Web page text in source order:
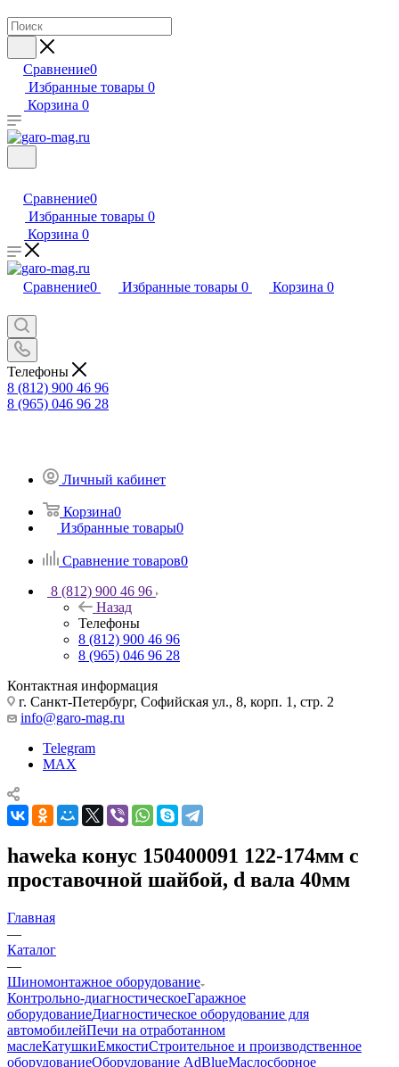
Сравнение0
Избранные товары 0
Корзина 0
Сравнение0
Избранные товары 0
Корзина 0
Сравнение0 Избранные товары 0 Корзина 0
Телефоны
8 (812) 900 46 96
8 (965) 046 96 28
Личный кабинет
Корзина0
Избранные товары0
Сравнение товаров0
8 (812) 900 46 96
Назад
Телефоны
8 (812) 900 46 96
8 (965) 046 96 28
Контактная информация
г. Санкт-Петербург, Софийская ул., 8, корп. 1, стр. 2
info@garo-mag.ru
Telegram
MAX
haweka конус 150400091 122-174мм с
проставочной шайбой, d вала 40мм
Главная
—
Каталог
—
Шиномонтажное оборудование
Контрольно-диагностическоеГаражное
оборудованиеДиагностическое оборудование для
автомобилейПечи на отработанном
маслеКатушкиЕмкостиСтроительное и производственное
оборудованиеОборудование AdBlueМаслосборное